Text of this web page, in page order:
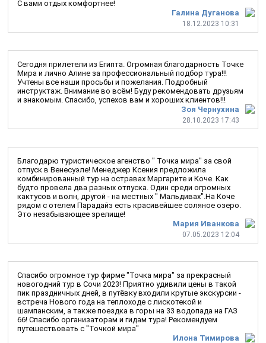
Галина Дуганова
18.12.2023 10:31
С вами отдых комфортнее!
Зоя Чернухина
28.10.2023 17:43
Сегодня прилетели из Египта. Огромная благодарность Точке
Мира и лично Алине за профессиональный подбор тура!!!
Учтены все наши просьбы и пожелания. Подробный
инструктаж. Внимание во всём! Буду рекомендовать друзьям
и знакомым. Спасибо, успехов вам и хороших клиентов!!!
Мария Иванкова
07.05.2023 12:04
Благодарю туристическое агенство " Точка мира" за свой
отпуск в Венесуэле! Менеджер Ксения предложила
комбинированный тур на остравах Маргарите и Коче. Как
будто провела два разных отпуска. Один среди огромных
кактусов и волн, другой - на местных " Мальдивах".На Коче
рядом с отелем Парадайз есть красивейшее соляное озеро.
Это незабывающее зрелище!
Илона Тимирова
Спасибо огромное тур фирме "Точка мира" за прекрасный
новогодний тур в Сочи 2023! Приятно удивили цены в такой
пик праздничных дней, в путёвку входили крутые экскурсии -
встреча Нового года на теплоходе с лискотекой и
шампанским, а также поездка в горы на 33 водопада на ГАЗ
66! Спасибо организаторам и гидам тура! Рекомендуем
путешествовать с "Точкой мира"